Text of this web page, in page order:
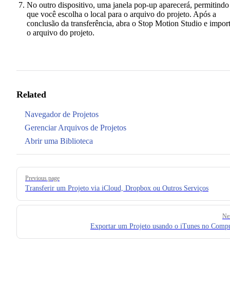
No outro dispositivo, uma janela pop-up aparecerá, permitindo
que você escolha o local para o arquivo do projeto. Após a
conclusão da transferência, abra o Stop Motion Studio e
o arquivo do projeto.
Related
Navegador de Projetos
Gerenciar Arquivos de Projetos
Abrir uma Biblioteca
Pager
Previous page
Transferir um Projeto via iCloud, Dropbox ou Outros Serviços
Exportar um Projeto usando o iTunes no